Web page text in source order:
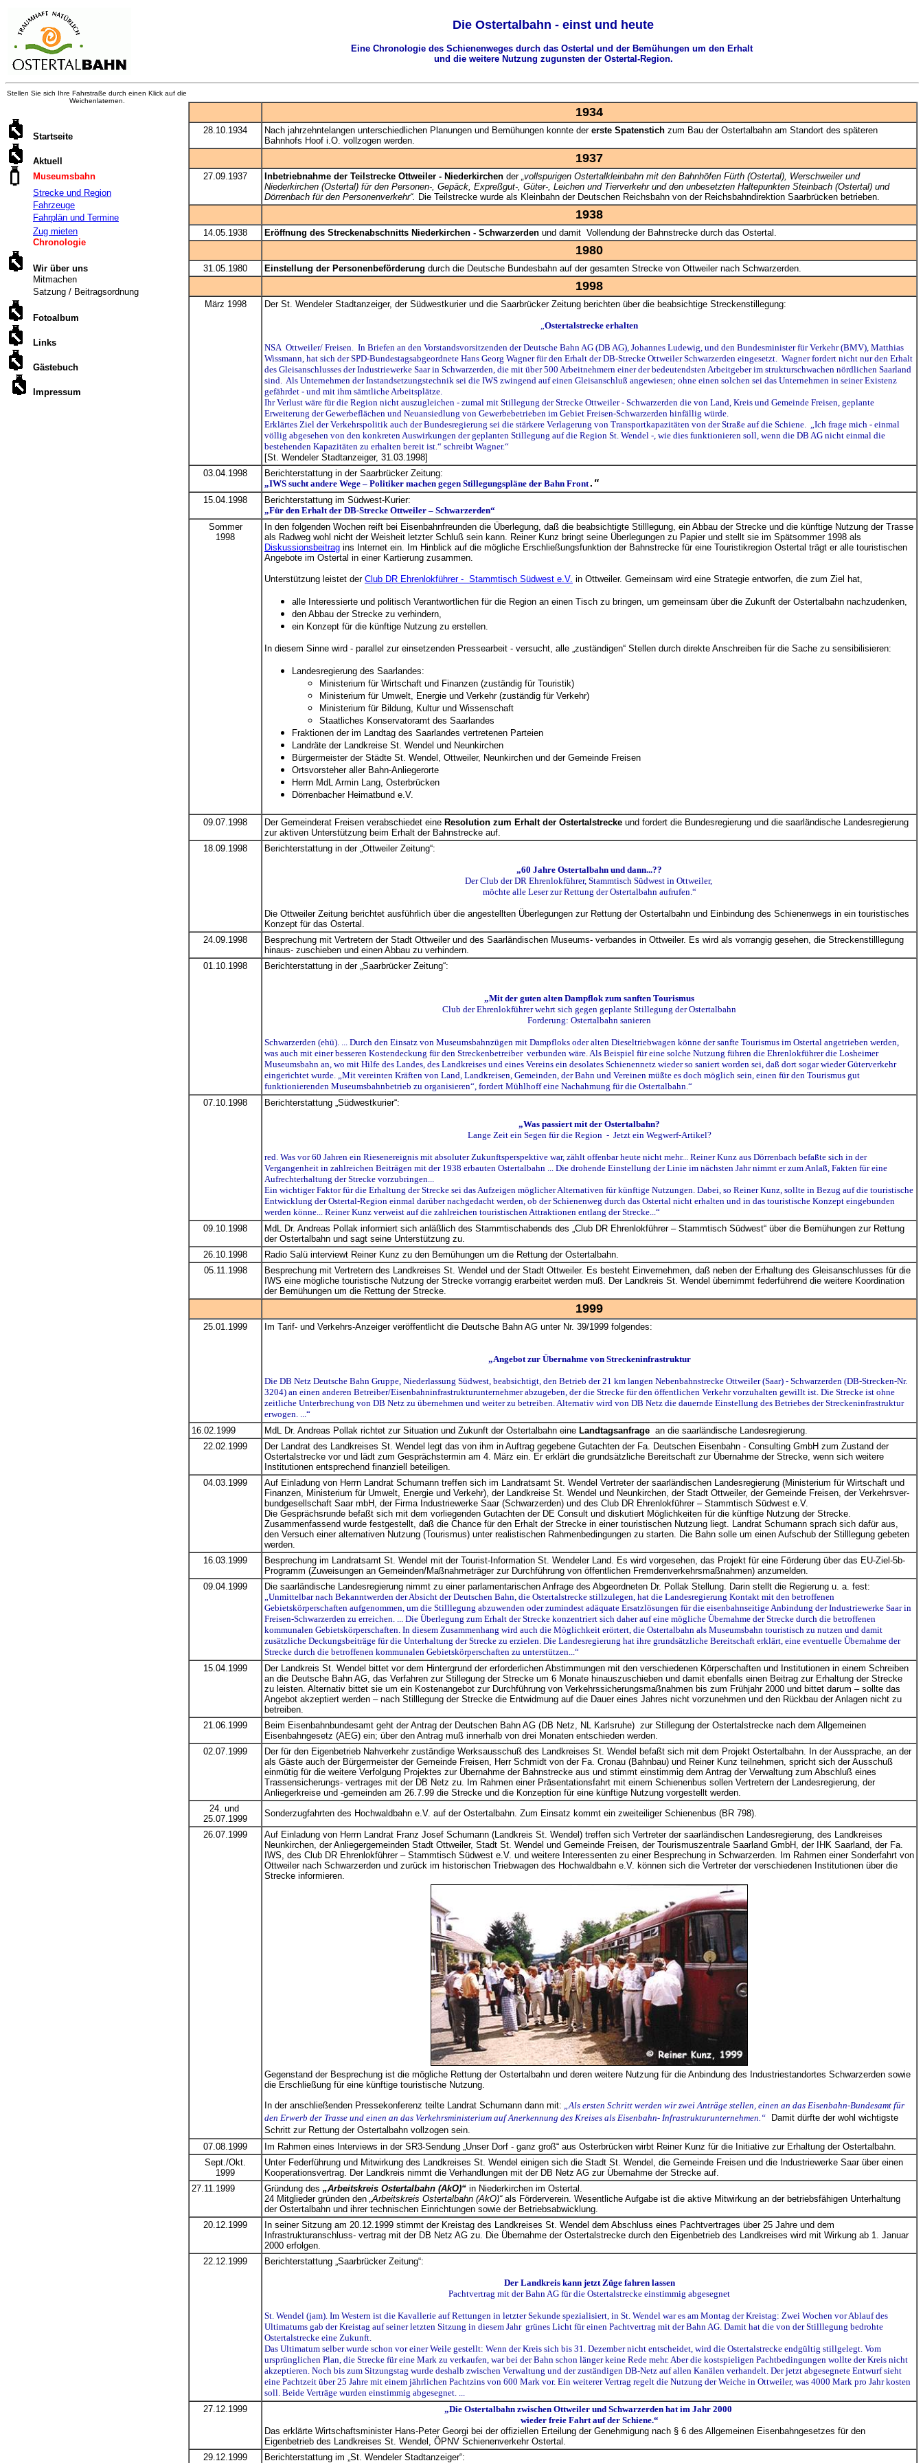
Die Ostertalbahn - einst und heute
Eine Chronologie des Schienenweges durch das Ostertal und der Bemühungen um den Erhalt
und die weitere Nutzung zugunsten der Ostertal-Region.
Stellen Sie sich Ihre Fahrstraße durch einen Klick auf die
Weichenlaternen.
Startseite
Aktuell
Museumsbahn
Strecke und Region
Fahrzeuge
Fahrplän und Termine
Zug mieten
Chronologie
Wir über uns
Mitmachen
Satzung / Beitragsordnung
Fotoalbum
Links
Gästebuch
Impressum
1934
28.10.1934 Nach jahrzehntelangen unterschiedlichen Planungen und Bemühungen konnte der erste Spatenstich zum Bau der Ostertalbahn am Standort des späteren
Bahnhofs Hoof i.O. vollzogen werden.
1937
27.09.1937 Inbetriebnahme der Teilstrecke Ottweiler - Niederkirchen der „vollspurigen Ostertalkleinbahn mit den Bahnhöfen Fürth (Ostertal), Werschweiler und
Niederkirchen (Ostertal) für den Personen-, Gepäck, Expreßgut-, Güter-, Leichen und Tierverkehr und den unbesetzten Haltepunkten Steinbach (Ostertal) und
Dörrenbach für den Personenverkehr“. Die Teilstrecke wurde als Kleinbahn der Deutschen Reichsbahn von der Reichsbahndirektion Saarbrücken betrieben.
1938
14.05.1938 Eröffnung des Streckenabschnitts Niederkirchen - Schwarzerden und damit Vollendung der Bahnstrecke durch das Ostertal.
1980
31.05.1980 Einstellung der Personenbeförderung durch die Deutsche Bundesbahn auf der gesamten Strecke von Ottweiler nach Schwarzerden.
1998
März 1998 Der St. Wendeler Stadtanzeiger, der Südwestkurier und die Saarbrücker Zeitung berichten über die beabsichtige Streckenstillegung:
„Ostertalstrecke erhalten
NSA Ottweiler/ Freisen. In Briefen an den Vorstandsvorsitzenden der Deutsche Bahn AG (DB AG), Johannes Ludewig, und den Bundesminister für Verkehr (BMV), Matthias
Wissmann, hat sich der SPD-Bundestagsabgeordnete Hans Georg Wagner für den Erhalt der DB-Strecke Ottweiler Schwarzerden eingesetzt. Wagner fordert nicht nur den Erhalt
des Gleisanschlusses der Industriewerke Saar in Schwarzerden, die mit über 500 Arbeitnehmern einer der bedeutendsten Arbeitgeber im strukturschwachen nördlichen Saarland
sind. Als Unternehmen der Instandsetzungstechnik sei die IWS zwingend auf einen Gleisanschluß angewiesen; ohne einen solchen sei das Unternehmen in seiner Existenz
gefährdet - und mit ihm sämtliche Arbeitsplätze.
Ihr Verlust wäre für die Region nicht auszugleichen - zumal mit Stillegung der Strecke Ottweiler - Schwarzerden die von Land, Kreis und Gemeinde Freisen, geplante
Erweiterung der Gewerbeflächen und Neuansiedlung von Gewerbebetrieben im Gebiet Freisen-Schwarzerden hinfällig würde.
Erklärtes Ziel der Verkehrspolitik auch der Bundesregierung sei die stärkere Verlagerung von Transportkapazitäten von der Straße auf die Schiene. „Ich frage mich - einmal
völlig abgesehen von den konkreten Auswirkungen der geplanten Stillegung auf die Region St. Wendel -, wie dies funktionieren soll, wenn die DB AG nicht einmal die
bestehenden Kapazitäten zu erhalten bereit ist.“ schreibt Wagner.“
[St. Wendeler Stadtanzeiger, 31.03.1998]
03.04.1998
Berichterstattung in der Saarbrücker Zeitung:
„IWS sucht andere Wege – Politiker machen gegen Stillegungspläne der Bahn Front.“
15.04.1998
Berichterstattung im Südwest-Kurier:
„Für den Erhalt der DB-Strecke Ottweiler – Schwarzerden“
Sommer
1998
In den folgenden Wochen reift bei Eisenbahnfreunden die Überlegung, daß die beabsichtigte Stilllegung, ein Abbau der Strecke und die künftige Nutzung der Trasse
als Radweg wohl nicht der Weisheit letzter Schluß sein kann. Reiner Kunz bringt seine Überlegungen zu Papier und stellt sie im Spätsommer 1998 als
Diskussionsbeitrag ins Internet ein. Im Hinblick auf die mögliche Erschließungsfunktion der Bahnstrecke für eine Touristikregion Ostertal trägt er alle touristischen
Angebote im Ostertal in einer Kartierung zusammen.
Unterstützung leistet der Club DR Ehrenlokführer - Stammtisch Südwest e.V. in Ottweiler. Gemeinsam wird eine Strategie entworfen, die zum Ziel hat,
alle Interessierte und politisch Verantwortlichen für die Region an einen Tisch zu bringen, um gemeinsam über die Zukunft der Ostertalbahn nachzudenken,
den Abbau der Strecke zu verhindern,
ein Konzept für die künftige Nutzung zu erstellen.
In diesem Sinne wird - parallel zur einsetzenden Pressearbeit - versucht, alle „zuständigen“ Stellen durch direkte Anschreiben für die Sache zu sensibilisieren:
Landesregierung des Saarlandes:
Ministerium für Wirtschaft und Finanzen (zuständig für Touristik)
Ministerium für Umwelt, Energie und Verkehr (zuständig für Verkehr)
Ministerium für Bildung, Kultur und Wissenschaft
Staatliches Konservatoramt des Saarlandes
Fraktionen der im Landtag des Saarlandes vertretenen Parteien
Landräte der Landkreise St. Wendel und Neunkirchen
Bürgermeister der Städte St. Wendel, Ottweiler, Neunkirchen und der Gemeinde Freisen
Ortsvorsteher aller Bahn-Anliegerorte
Herrn MdL Armin Lang, Osterbrücken
Dörrenbacher Heimatbund e.V.
09.07.1998 Der Gemeinderat Freisen verabschiedet eine Resolution zum Erhalt der Ostertalstrecke und fordert die Bundesregierung und die saarländische Landesregierung
zur aktiven Unterstützung beim Erhalt der Bahnstrecke auf.
18.09.1998
Berichterstattung in der „Ottweiler Zeitung“:
„60 Jahre Ostertalbahn und dann...??
Der Club der DR Ehrenlokführer, Stammtisch Südwest in Ottweiler,
möchte alle Leser zur Rettung der Ostertalbahn aufrufen.“
Die Ottweiler Zeitung berichtet ausführlich über die angestellten Überlegungen zur Rettung der Ostertalbahn und Einbindung des Schienenwegs in ein touristisches
Konzept für das Ostertal.
24.09.1998
Besprechung mit Vertretern der Stadt Ottweiler und des Saarländischen Museums- verbandes in Ottweiler. Es wird als vorrangig gesehen, die Streckenstilllegung
hinaus- zuschieben und einen Abbau zu verhindern.
01.10.1998
Berichterstattung in der „Saarbrücker Zeitung“:
„Mit der guten alten Dampflok zum sanften Tourismus
Club der Ehrenlokführer wehrt sich gegen geplante Stillegung der Ostertalbahn
Forderung: Ostertalbahn sanieren
Schwarzerden (ehü). ... Durch den Einsatz von Museumsbahnzügen mit Dampfloks oder alten Dieseltriebwagen könne der sanfte Tourismus im Ostertal angetrieben werden,
was auch mit einer besseren Kostendeckung für den Streckenbetreiber verbunden wäre. Als Beispiel für eine solche Nutzung führen die Ehrenlokführer die Losheimer
Museumsbahn an, wo mit Hilfe des Landes, des Landkreises und eines Vereins ein desolates Schienennetz wieder so saniert worden sei, daß dort sogar wieder Güterverkehr
eingerichtet wurde. „Mit vereinten Kräften von Land, Landkreisen, Gemeinden, der Bahn und Vereinen müßte es doch möglich sein, einen für den Tourismus gut
funktionierenden Museumsbahnbetrieb zu organisieren“, fordert Mühlhoff eine Nachahmung für die Ostertalbahn.“
07.10.1998
Berichterstattung „Südwestkurier“:
„Was passiert mit der Ostertalbahn?
Lange Zeit ein Segen für die Region - Jetzt ein Wegwerf-Artikel?
red. Was vor 60 Jahren ein Riesenereignis mit absoluter Zukunftsperspektive war, zählt offenbar heute nicht mehr... Reiner Kunz aus Dörrenbach befaßte sich in der
Vergangenheit in zahlreichen Beiträgen mit der 1938 erbauten Ostertalbahn ... Die drohende Einstellung der Linie im nächsten Jahr nimmt er zum Anlaß, Fakten für eine
Aufrechterhaltung der Strecke vorzubringen...
Ein wichtiger Faktor für die Erhaltung der Strecke sei das Aufzeigen möglicher Alternativen für künftige Nutzungen. Dabei, so Reiner Kunz, sollte in Bezug auf die touristische
Entwicklung der Ostertal-Region einmal darüber nachgedacht werden, ob der Schienenweg durch das Ostertal nicht erhalten und in das touristische Konzept eingebunden
werden könne... Reiner Kunz verweist auf die zahlreichen touristischen Attraktionen entlang der Strecke...“
09.10.1998
MdL Dr. Andreas Pollak informiert sich anläßlich des Stammtischabends des „Club DR Ehrenlokführer – Stammtisch Südwest“ über die Bemühungen zur Rettung
der Ostertalbahn und sagt seine Unterstützung zu.
26.10.1998
Radio Salü interviewt Reiner Kunz zu den Bemühungen um die Rettung der Ostertalbahn.
05.11.1998
Besprechung mit Vertretern des Landkreises St. Wendel und der Stadt Ottweiler. Es besteht Einvernehmen, daß neben der Erhaltung des Gleisanschlusses für die
IWS eine mögliche touristische Nutzung der Strecke vorrangig erarbeitet werden muß. Der Landkreis St. Wendel übernimmt federführend die weitere Koordination
der Bemühungen um die Rettung der Strecke.
1999
25.01.1999 Im Tarif- und Verkehrs-Anzeiger veröffentlicht die Deutsche Bahn AG unter Nr. 39/1999 folgendes:
„Angebot zur Übernahme von Streckeninfrastruktur
Die DB Netz Deutsche Bahn Gruppe, Niederlassung Südwest, beabsichtigt, den Betrieb der 21 km langen Nebenbahnstrecke Ottweiler (Saar) - Schwarzerden (DB-Strecken-Nr.
3204) an einen anderen Betreiber/Eisenbahninfrastrukturunternehmer abzugeben, der die Strecke für den öffentlichen Verkehr vorzuhalten gewillt ist. Die Strecke ist ohne
zeitliche Unterbrechung von DB Netz zu übernehmen und weiter zu betreiben. Alternativ wird von DB Netz die dauernde Einstellung des Betriebes der Streckeninfrastruktur
erwogen. ...“
16.02.1999
MdL Dr. Andreas Pollak richtet zur Situation und Zukunft der Ostertalbahn eine Landtagsanfrage an die saarländische Landesregierung.
22.02.1999
Der Landrat des Landkreises St. Wendel legt das von ihm in Auftrag gegebene Gutachten der Fa. Deutschen Eisenbahn - Consulting GmbH zum Zustand der
Ostertalstrecke vor und lädt zum Gesprächstermin am 4. März ein. Er erklärt die grundsätzliche Bereitschaft zur Übernahme der Strecke, wenn sich weitere
Institutionen entsprechend finanziell beteiligen.
04.03.1999
Auf Einladung von Herrn Landrat Schumann treffen sich im Landratsamt St. Wendel Vertreter der saarländischen Landesregierung (Ministerium für Wirtschaft und
Finanzen, Ministerium für Umwelt, Energie und Verkehr), der Landkreise St. Wendel und Neunkirchen, der Stadt Ottweiler, der Gemeinde Freisen, der Verkehrsver-
bundgesellschaft Saar mbH, der Firma Industriewerke Saar (Schwarzerden) und des Club DR Ehrenlokführer – Stammtisch Südwest e.V.
Die Gesprächsrunde befaßt sich mit dem vorliegenden Gutachten der DE Consult und diskutiert Möglichkeiten für die künftige Nutzung der Strecke.
Zusammenfassend wurde festgestellt, daß die Chance für den Erhalt der Strecke in einer touristischen Nutzung liegt. Landrat Schumann sprach sich dafür aus,
den Versuch einer alternativen Nutzung (Tourismus) unter realistischen Rahmenbedingungen zu starten. Die Bahn solle um einen Aufschub der Stilllegung gebeten
werden.
16.03.1999
Besprechung im Landratsamt St. Wendel mit der Tourist-Information St. Wendeler Land. Es wird vorgesehen, das Projekt für eine Förderung über das EU-Ziel-5b-
Programm (Zuweisungen an Gemeinden/Maßnahmeträger zur Durchführung von öffentlichen Fremdenverkehrsmaßnahmen) anzumelden.
09.04.1999
Die saarländische Landesregierung nimmt zu einer parlamentarischen Anfrage des Abgeordneten Dr. Pollak Stellung. Darin stellt die Regierung u. a. fest:
„Unmittelbar nach Bekanntwerden der Absicht der Deutschen Bahn, die Ostertalstrecke stillzulegen, hat die Landesregierung Kontakt mit den betroffenen
Gebietskörperschaften aufgenommen, um die Stilllegung abzuwenden oder zumindest adäquate Ersatzlösungen für die eisenbahnseitige Anbindung der Industriewerke Saar in
Freisen-Schwarzerden zu erreichen. ... Die Überlegung zum Erhalt der Strecke konzentriert sich daher auf eine mögliche Übernahme der Strecke durch die betroffenen
kommunalen Gebietskörperschaften. In diesem Zusammenhang wird auch die Möglichkeit erörtert, die Ostertalbahn als Museumsbahn touristisch zu nutzen und damit
zusätzliche Deckungsbeiträge für die Unterhaltung der Strecke zu erzielen. Die Landesregierung hat ihre grundsätzliche Bereitschaft erklärt, eine eventuelle Übernahme der
Strecke durch die betroffenen kommunalen Gebietskörperschaften zu unterstützen...“
15.04.1999
Der Landkreis St. Wendel bittet vor dem Hintergrund der erforderlichen Abstimmungen mit den verschiedenen Körperschaften und Institutionen in einem Schreiben
an die Deutsche Bahn AG, das Verfahren zur Stillegung der Strecke um 6 Monate hinauszuschieben und damit ebenfalls einen Beitrag zur Erhaltung der Strecke
zu leisten. Alternativ bittet sie um ein Kostenangebot zur Durchführung von Verkehrssicherungsmaßnahmen bis zum Frühjahr 2000 und bittet darum – sollte das
Angebot akzeptiert werden – nach Stilllegung der Strecke die Entwidmung auf die Dauer eines Jahres nicht vorzunehmen und den Rückbau der Anlagen nicht zu
betreiben.
21.06.1999
Beim Eisenbahnbundesamt geht der Antrag der Deutschen Bahn AG (DB Netz, NL Karlsruhe) zur Stillegung der Ostertalstrecke nach dem Allgemeinen
Eisenbahngesetz (AEG) ein; über den Antrag muß innerhalb von drei Monaten entschieden werden.
02.07.1999
Der für den Eigenbetrieb Nahverkehr zuständige Werksausschuß des Landkreises St. Wendel befaßt sich mit dem Projekt Ostertalbahn. In der Aussprache, an der
als Gäste auch der Bürgermeister der Gemeinde Freisen, Herr Schmidt von der Fa. Cronau (Bahnbau) und Reiner Kunz teilnehmen, spricht sich der Ausschuß
einmütig für die weitere Verfolgung Projektes zur Übernahme der Bahnstrecke aus und stimmt einstimmig dem Antrag der Verwaltung zum Abschluß eines
Trassensicherungs- vertrages mit der DB Netz zu. Im Rahmen einer Präsentationsfahrt mit einem Schienenbus sollen Vertretern der Landesregierung, der
Anliegerkreise und -gemeinden am 26.7.99 die Strecke und die Konzeption für eine künftige Nutzung vorgestellt werden.
24. und
25.07.1999
Sonderzugfahrten des Hochwaldbahn e.V. auf der Ostertalbahn. Zum Einsatz kommt ein zweiteiliger Schienenbus (BR 798).
26.07.1999
Auf Einladung von Herrn Landrat Franz Josef Schumann (Landkreis St. Wendel) treffen sich Vertreter der saarländischen Landesregierung, des Landkreises
Neunkirchen, der Anliegergemeinden Stadt Ottweiler, Stadt St. Wendel und Gemeinde Freisen, der Tourismuszentrale Saarland GmbH, der IHK Saarland, der Fa.
IWS, des Club DR Ehrenlokführer – Stammtisch Südwest e.V. und weitere Interessenten zu einer Besprechung in Schwarzerden. Im Rahmen einer Sonderfahrt von
Ottweiler nach Schwarzerden und zurück im historischen Triebwagen des Hochwaldbahn e.V. können sich die Vertreter der verschiedenen Institutionen über die
Strecke informieren.
Gegenstand der Besprechung ist die mögliche Rettung der Ostertalbahn und deren weitere Nutzung für die Anbindung des Industriestandortes Schwarzerden sowie
die Erschließung für eine künftige touristische Nutzung.
In der anschließenden Pressekonferenz teilte Landrat Schumann dann mit: „Als ersten Schritt werden wir zwei Anträge stellen, einen an das Eisenbahn-Bundesamt für
den Erwerb der Trasse und einen an das Verkehrsministerium auf Anerkennung des Kreises als Eisenbahn- Infrastrukturunternehmen.“
Damit dürfte der wohl wichtigste
Schritt zur Rettung der Ostertalbahn vollzogen sein.
07.08.1999
Im Rahmen eines Interviews in der SR3-Sendung „Unser Dorf - ganz groß“ aus Osterbrücken wirbt Reiner Kunz für die Initiative zur Erhaltung der Ostertalbahn.
Sept./Okt.
1999
Unter Federführung und Mitwirkung des Landkreises St. Wendel einigen sich die Stadt St. Wendel, die Gemeinde Freisen und die Industriewerke Saar über einen
Kooperationsvertrag. Der Landkreis nimmt die Verhandlungen mit der DB Netz AG zur Übernahme der Strecke auf.
27.11.1999
Gründung des „Arbeitskreis Ostertalbahn (AkO)“ in Niederkirchen im Ostertal.
24 Mitglieder gründen den „Arbeitskreis Ostertalbahn (AkO)“als Förderverein. Wesentliche Aufgabe ist die aktive Mitwirkung an der betriebsfähigen Unterhaltung
der Ostertalbahn und ihrer technischen Einrichtungen sowie der Betriebsabwicklung.
20.12.1999
In seiner Sitzung am 20.12.1999 stimmt der Kreistag des Landkreises St. Wendel dem Abschluss eines Pachtvertrages über 25 Jahre und dem
Infrastrukturanschluss- vertrag mit der DB Netz AG zu. Die Übernahme der Ostertalstrecke durch den Eigenbetrieb des Landkreises wird mit Wirkung ab 1. Januar
2000 erfolgen.
22.12.1999
Berichterstattung „Saarbrücker Zeitung“:
Der Landkreis kann jetzt Züge fahren lassen
Pachtvertrag mit der Bahn AG für die Ostertalstrecke einstimmig abgesegnet
St. Wendel (jam). Im Western ist die Kavallerie auf Rettungen in letzter Sekunde spezialisiert, in St. Wendel war es am Montag der Kreistag: Zwei Wochen vor Ablauf des
Ultimatums gab der Kreistag auf seiner letzten Sitzung in diesem Jahr grünes Licht für einen Pachtvertrag mit der Bahn AG. Damit hat die von der Stilllegung bedrohte
Ostertalstrecke eine Zukunft.
Das Ultimatum selber wurde schon vor einer Weile gestellt: Wenn der Kreis sich bis 31. Dezember nicht entscheidet, wird die Ostertalstrecke endgültig stillgelegt. Vom
ursprünglichen Plan, die Strecke für eine Mark zu verkaufen, war bei der Bahn schon länger keine Rede mehr. Aber die kostspieligen Pachtbedingungen wollte der Kreis nicht
akzeptieren. Noch bis zum Sitzungstag wurde deshalb zwischen Verwaltung und der zuständigen DB-Netz auf allen Kanälen verhandelt. Der jetzt abgesegnete Entwurf sieht
eine Pachtzeit über 25 Jahre mit einem jährlichen Pachtzins von 600 Mark vor. Ein weiterer Vertrag regelt die Nutzung der Weiche in Ottweiler, was 4000 Mark pro Jahr kosten
soll. Beide Verträge wurden einstimmig abgesegnet. ...
27.12.1999
„Die Ostertalbahn zwischen Ottweiler und Schwarzerden hat im Jahr 2000
wieder freie Fahrt auf der Schiene.“
Das erklärte Wirtschaftsminister Hans-Peter Georgi bei der offiziellen Erteilung der Genehmigung nach § 6 des Allgemeinen Eisenbahngesetzes für den
Eigenbetrieb des Landkreises St. Wendel, ÖPNV Schienenverkehr Ostertal.
29.12.1999
Berichterstattung im „St. Wendeler Stadtanzeiger“: